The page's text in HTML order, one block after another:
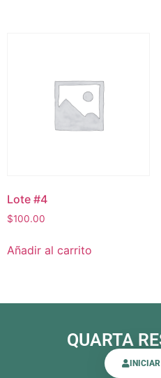
Lote #4
$100.00
Añadir al carrito
QUARTA
INICIAR